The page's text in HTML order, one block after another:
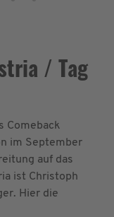
/ Tag
Comeback
im September
auf das
ist Christoph
Hier die